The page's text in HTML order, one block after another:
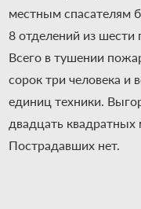
местным спасателям
8 отделений из шести
Всего в тушении
сорок три человека и
единиц техники.
двадцать квадратных
Пострадавших нет.